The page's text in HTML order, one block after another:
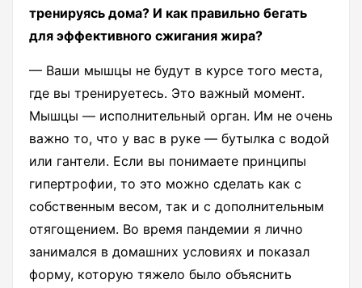
тренируясь дома? И как правильно бегать
для эффективного сжигания жира?
— Ваши мышцы не будут в курсе того места,
где вы тренируетесь. Это важный момент.
Мышцы — исполнительный орган. Им не очень
важно то, что у вас в руке — бутылка с водой
или гантели. Если вы понимаете принципы
гипертрофии, то это можно сделать как с
собственным весом, так и с дополнительным
отягощением. Во время пандемии я лично
занимался в домашних условиях и показал
форму, которую тяжело было объяснить